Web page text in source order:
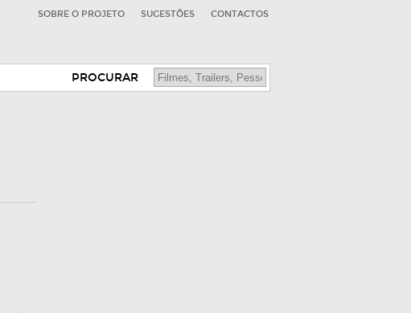
SOBRE O PROJETO SUGESTÕES CONTACTOS
PROCURAR